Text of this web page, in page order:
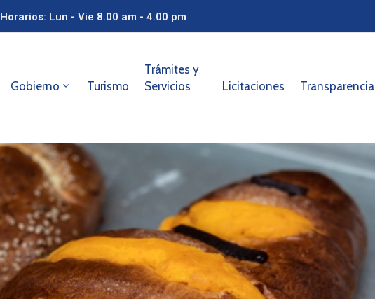
Horarios: Lun - Vie 8.00 am - 4.00 pm
Gobierno Turismo
Trámites y
Servicios
Licitaciones Transparencia